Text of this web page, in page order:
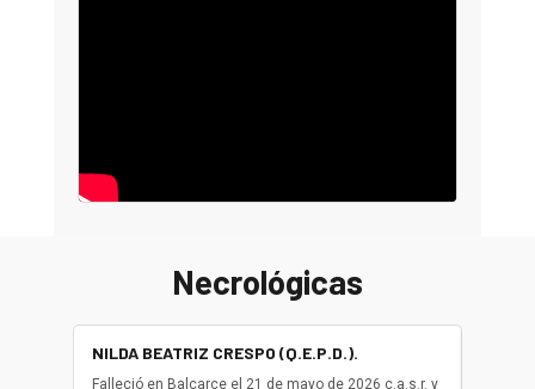
Necrológicas
NILDA BEATRIZ CRESPO (Q.E.P.D.).
Falleció en Balcarce el 21 de mayo de 2026 c.a.s.r. y